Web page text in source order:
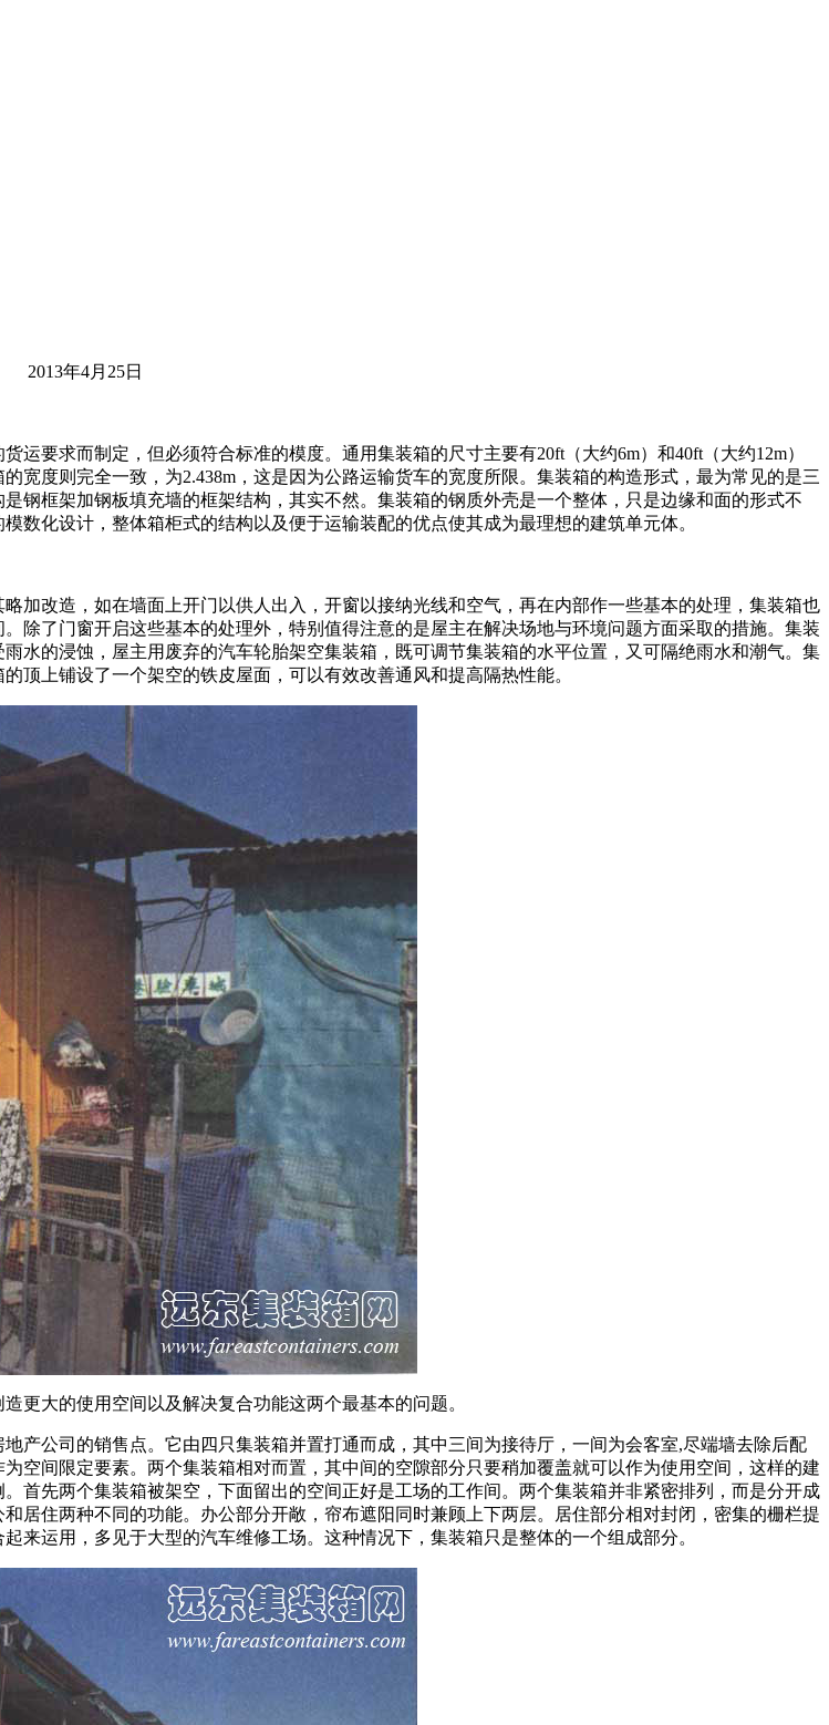
2013年4月25日
要求而制定，但必须符合标准的模度。通用集装箱的尺寸主要有20ft（大约6m）和40ft（大约12m）
宽度则完全一致，为2.438m，这是因为公路运输货车的宽度所限。集装箱的构造形式，最为常见的是三
钢框架加钢板填充墙的框架结构，其实不然。集装箱的钢质外壳是一个整体，只是边缘和面的形式不
数化设计，整体箱柜式的结构以及便于运输装配的优点使其成为最理想的建筑单元体。
加改造，如在墙面上开门以供人出入，开窗以接纳光线和空气，再在内部作一些基本的处理，集装箱也
除了门窗开启这些基本的处理外，特别值得注意的是屋主在解决场地与环境问题方面采取的措施。集装
水的浸蚀，屋主用废弃的汽车轮胎架空集装箱，既可调节集装箱的水平位置，又可隔绝雨水和潮气。集
顶上铺设了一个架空的铁皮屋面，可以有效改善通风和提高隔热性能。
更大的使用空间以及解决复合功能这两个最基本的问题。
产公司的销售点。它由四只集装箱并置打通而成，其中三间为接待厅，一间为会客室,尽端墙去除后配
空间限定要素。两个集装箱相对而置，其中间的空隙部分只要稍加覆盖就可以作为使用空间，这样的建
首先两个集装箱被架空，下面留出的空间正好是工场的工作间。两个集装箱并非紧密排列，而是分开成
居住两种不同的功能。办公部分开敞，帘布遮阳同时兼顾上下两层。居住部分相对封闭，密集的栅栏提
运用，多见于大型的汽车维修工场。这种情况下，集装箱只是整体的一个组成部分。